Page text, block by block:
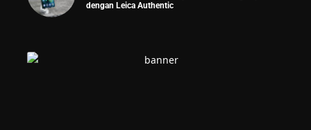
dengan Leica Authentic